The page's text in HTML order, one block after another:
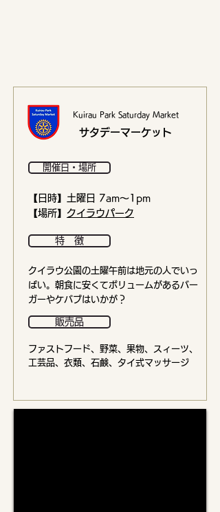
Kuirau Park Saturday Market
サタデーマーケット
開催日・場所
【日時】土曜日 7am〜1pm
【場所】 クイラウパーク
特 徴
クイラウ公園の土曜午前は地元の人でいっ
ぱい。朝食に安くてボリュームがあるバー
ガーやケバブはいかが？
販売品
ファストフード、野菜、果物、スィーツ、
工芸品、衣類、石鹸、タイ式マッサージ